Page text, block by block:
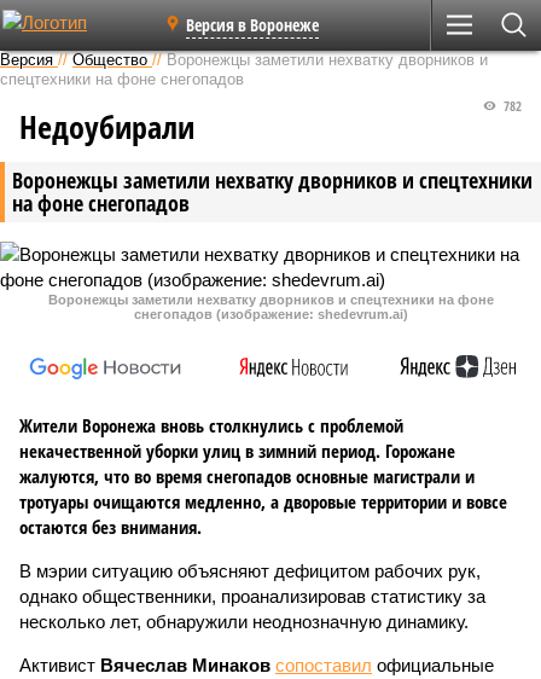
Версия в Воронеже
Версия //Общество //Воронежцы заметили нехватку дворников и
спецтехники на фоне снегопадов
Воронежцы заметили нехватку дворников и спецтехники
на фоне снегопадов
782
Недоубирали
Воронежцы заметили нехватку дворников и спецтехники на фоне
снегопадов (изображение: shedevrum.ai)
Жители Воронежа вновь столкнулись с проблемой
некачественной уборки улиц в зимний период. Горожане
жалуются, что во время снегопадов основные магистрали и
тротуары очищаются медленно, а дворовые территории и вовсе
остаются без внимания.
В мэрии ситуацию объясняют дефицитом рабочих рук,
однако общественники, проанализировав статистику за
несколько лет, обнаружили неоднозначную динамику.
Активист Вячеслав Минаков сопоставил официальные